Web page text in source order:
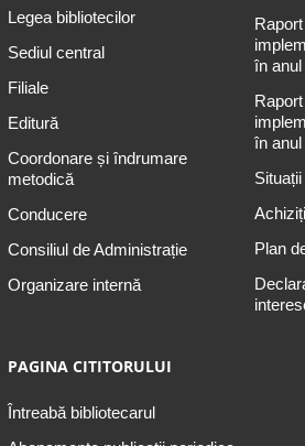
Legea bibliotecilor
Sediul central
Filiale
Editură
Coordonare și îndrumare
metodică
Conducere
Consiliul de Administrație
Organizare internă
în anul
în anul
Plan
PAGINA CITITORULUI
Întreabă bibliotecarul